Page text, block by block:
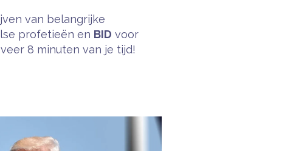
van belangrijke
profetieën en BID voor
8 minuten van je tijd!